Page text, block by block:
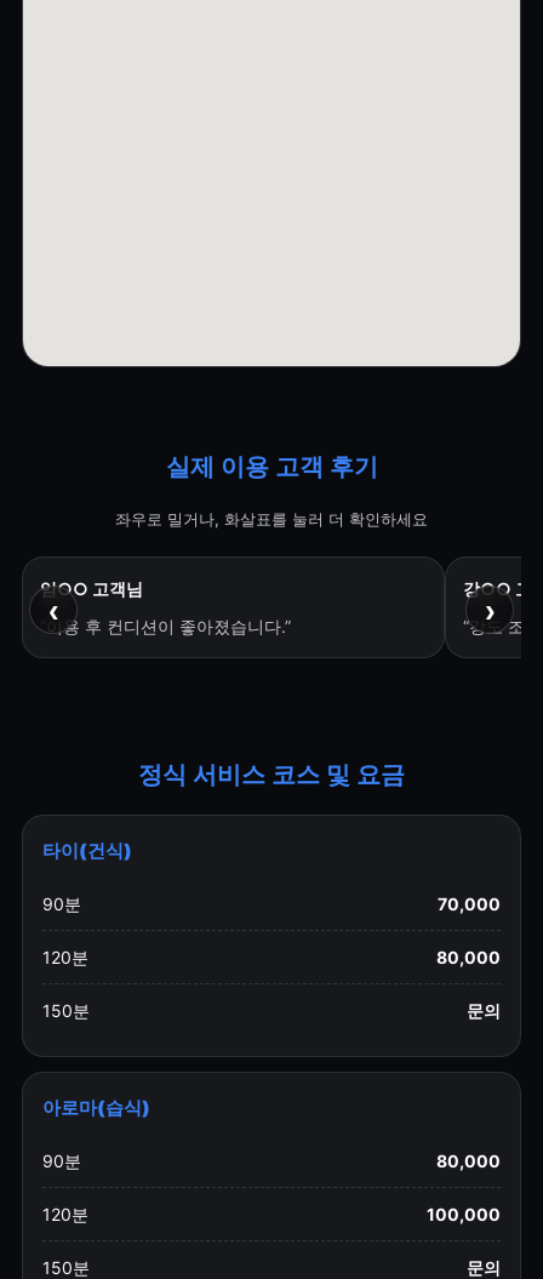
실제 이용 고객 후기
좌우로 밀거나, 화살표를 눌러 더 확인하세요
‹
임○○ 고객님
“이용 후 컨디션이 좋아졌습니다.”
강○○ 고
“강도 조
›
정식 서비스 코스 및 요금
타이(건식)
90분 70,000
120분 80,000
150분 문의
아로마(습식)
90분 80,000
120분 100,000
150분 문의